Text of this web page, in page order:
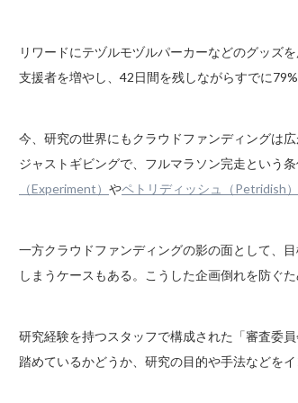
リワードにテヅルモヅルパーカーなどのグッズ
支援者を増やし、42日間を残しながらすでに79%
今、研究の世界にもクラウドファンディングは
ジャストギビングで、フルマラソン完走という
（Experiment） やペトリディッシュ（Petridish）
一方クラウドファンディングの影の面として、
しまうケースもある。こうした企画倒れを防ぐ
研究経験を持つスタッフで構成された「審査委
踏めているかどうか、研究の目的や手法などを